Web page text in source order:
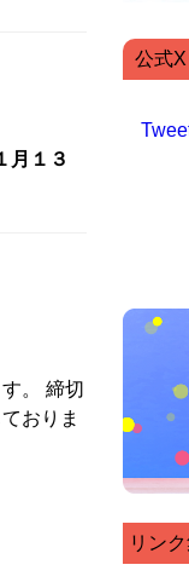
月１３
。 締切
おりま
公式X
リン